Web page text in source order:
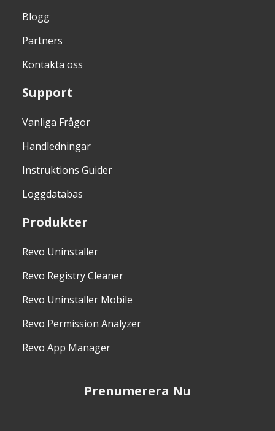
Blogg
Partners
Kontakta oss
Support
Vanliga Frågor
Handledningar
Instruktions Guider
Loggdatabas
Produkter
Revo Uninstaller
Revo Registry Cleaner
Revo Uninstaller Mobile
Revo Permission Analyzer
Revo App Manager
Prenumerera Nu